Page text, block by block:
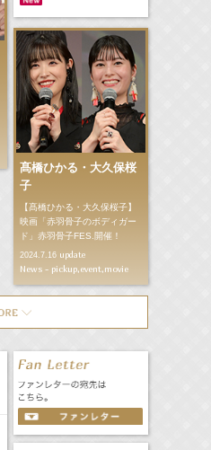
髙橋ひかる・大久保桜
子
【髙橋ひかる・大久保桜子】
映画「赤羽骨子のボディガー
ド」赤羽骨子FES.開催！
2024.7.16update
News - pickup,event,movie